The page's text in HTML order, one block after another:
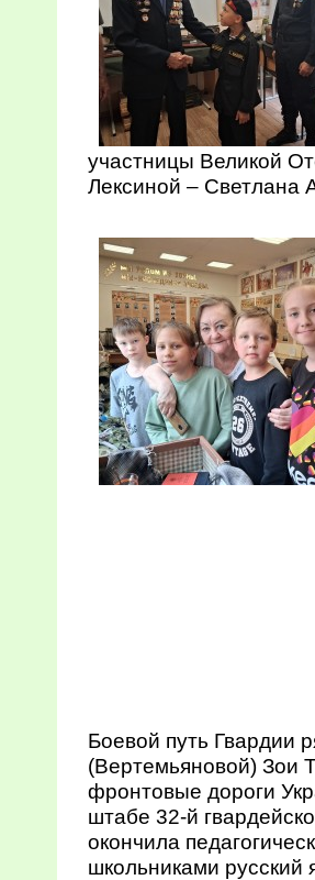
участницы Великой
Лексиной – Светлана
Боевой путь Гвардии
(Вертемьяновой) Зои
фронтовые дороги
штабе 32-й
окончила
школьниками русский